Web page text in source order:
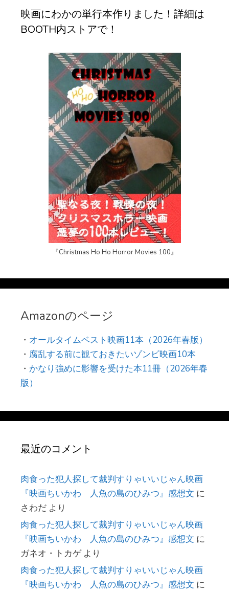
映画にわかの単行本作りました！詳細は
BOOTH内ストアで！
『Christmas Ho Ho Horror Movies 100』
Amazonのページ
・ オールタイムベスト映画11本（2026年春版）
・ 腐乱する前に観ておきたいゾンビ映画10本
・ かなり強めに影響を受けた本11冊（2026年春
版）
最近のコメント
肉食った犯人探して裁判すりゃいいじゃん映画
『映画ちいかわ 人魚の島のひみつ』感想文 に
さわだ より
肉食った犯人探して裁判すりゃいいじゃん映画
『映画ちいかわ 人魚の島のひみつ』感想文 に
ガネオ・トカゲより
肉食った犯人探して裁判すりゃいいじゃん映画
『映画ちいかわ 人魚の島のひみつ』感想文 に